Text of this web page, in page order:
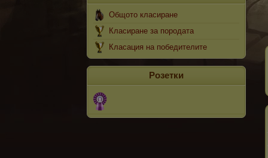
Общото класиране
Класиране за породата
Класация на победителите
Розетки